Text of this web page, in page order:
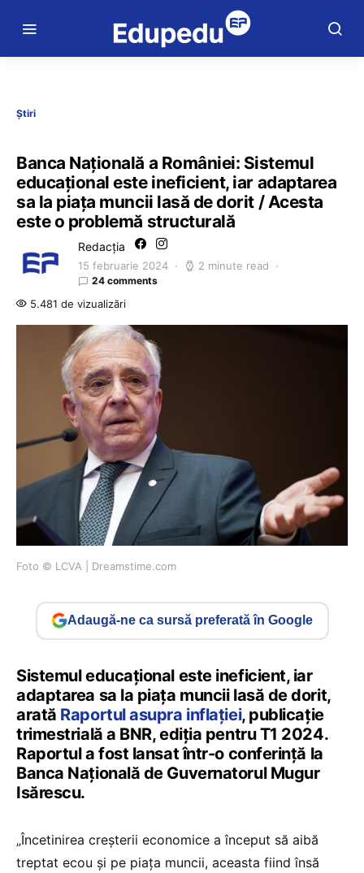
Știri
Banca Națională a României: Sistemul
educațional este ineficient, iar adaptarea
sa la piața muncii lasă de dorit / Acesta
este o problemă structurală
Redacția
15 februarie 2024 2 minute read
24 comments
5.481 de vizualizări
Foto © LCVA | Dreamstime.com
Adaugă-ne ca sursă preferată în Google
Sistemul educațional este ineficient, iar
adaptarea sa la piața muncii lasă de dorit,
arată Raportul asupra inflației, publicație
trimestrială a BNR, ediția pentru T1 2024.
Raportul a fost lansat într-o conferință la
Banca Națională de Guvernatorul Mugur
Isărescu.
„Încetinirea creșterii economice a început să aibă
treptat ecou și pe piața muncii, aceasta fiind însă